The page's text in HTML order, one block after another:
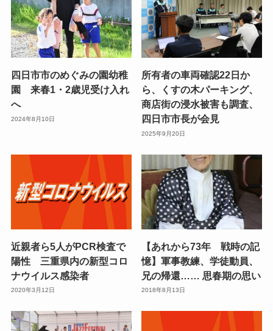
四日市市のめぐみの園幼稚
園 来春1・2歳児受け入れ
へ
2024年8月10日
所有者の車両確認22日か
ら、くすの木パーキング、
商店街の浸水被害も調査、
四日市市長が会見
2025年9月20日
近親者ら5人がPCR検査で
陽性 三重県内の新型コロ
ナウイルス感染者
2020年3月12日
【あれから73年 戦時の記
憶】軍事教練、学徒動員、
兄の帰還…… 思春期の思い
2018年8月13日